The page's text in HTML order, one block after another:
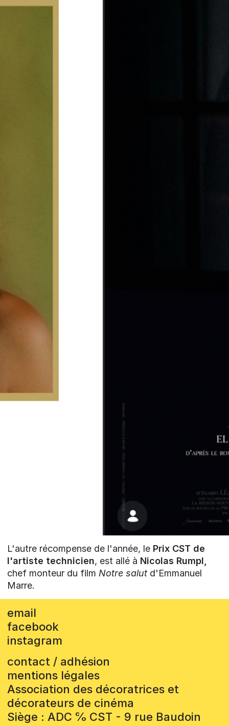
L'autre récompense de l'année, le Prix CST de
l'artiste technicien, est allé à Nicolas Rumpl,
chef monteur du film Notre salut d'Emmanuel
Marre.
email
facebook
instagram
contact / adhésion
mentions légales
Association des décoratrices et
décorateurs de cinéma
Siège : ADC ℅ CST - 9 rue Baudoin